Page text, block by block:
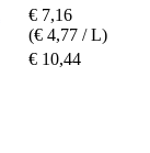
€ 7,16
(€ 4,77 / L)
€ 10,44